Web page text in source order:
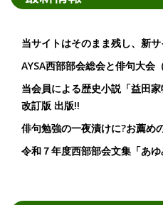
当サイトはそのまま残し、新
AYSA西部部会総会と俳句大会
当会員による歴史小説「益田
改訂版 出版!!
俳句勉強の一夜漬けに?お薦め
令和７年度西部部会文集「あ